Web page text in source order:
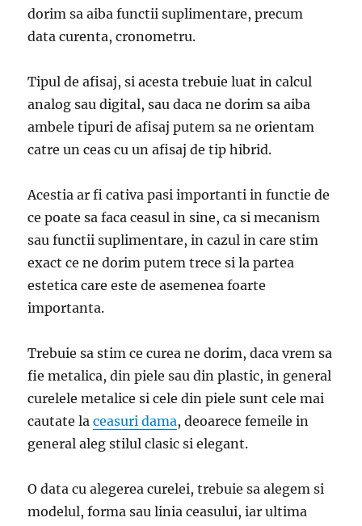
dorim sa aiba functii suplimentare, precum
data curenta, cronometru.
Tipul de afisaj, si acesta trebuie luat in calcul
analog sau digital, sau daca ne dorim sa aiba
ambele tipuri de afisaj putem sa ne orientam
catre un ceas cu un afisaj de tip hibrid.
Acestia ar fi cativa pasi importanti in functie de
ce poate sa faca ceasul in sine, ca si mecanism
sau functii suplimentare, in cazul in care stim
exact ce ne dorim putem trece si la partea
estetica care este de asemenea foarte
importanta.
Trebuie sa stim ce curea ne dorim, daca vrem sa
fie metalica, din piele sau din plastic, in general
curelele metalice si cele din piele sunt cele mai
cautate laceasuri dama, deoarece femeile in
general aleg stilul clasic si elegant.
O data cu alegerea curelei, trebuie sa alegem si
modelul, forma sau linia ceasului, iar ultima